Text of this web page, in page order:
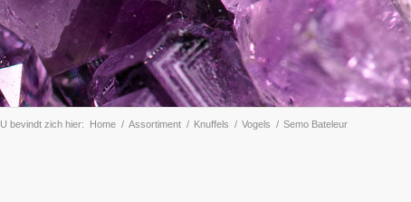
U bevindt zich hier: Home / Assortiment / Knuffels / Vogels / Semo Bateleur